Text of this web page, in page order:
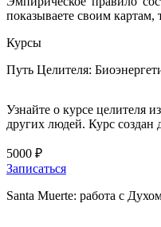
показываете своим картам,
Курсы
Путь Целителя:
Узнайте о курсе целителя
других людей. Курс создан
5000 ₽
Записаться
Santa Muerte: работа с